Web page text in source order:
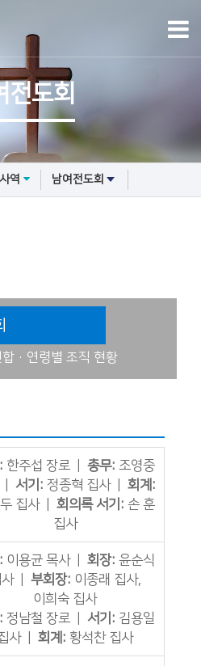
전도회
역 남여전도회
합·연령별 조직 현황
한주섭 장로 | 총무: 조영중
| 서기: 정종혁 집사 | 회계:
집사 | 회의록 서기: 손 훈
집사
이용균 목사 | 회장: 윤순식
사 | 부회장: 이종래 집사,
이희숙 집사
정남철 장로 | 서기: 김용일
사 | 회계: 황석찬 집사